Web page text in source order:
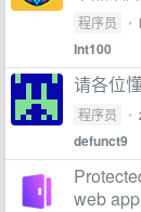
程序员 •
Int100
请各位
程序员 •
defunct9
web